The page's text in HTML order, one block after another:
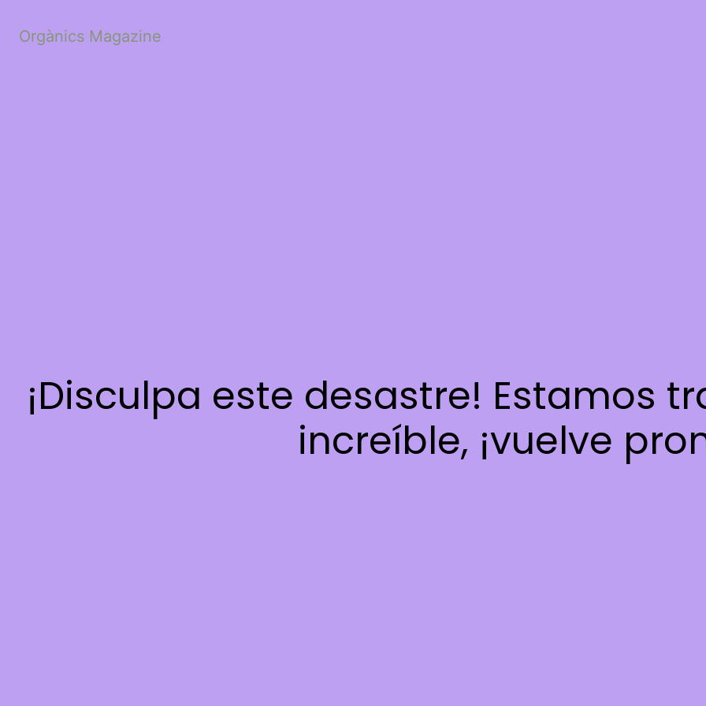
Orgànics Magazine
¡Disculpa este desastre! Estamos
increíble, ¡vuelve